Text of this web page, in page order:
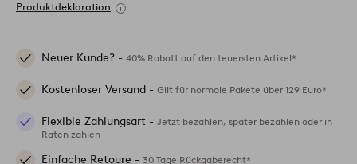
Produktdeklaration
Neuer Kunde? - 40% Rabatt auf den teuersten Artikel*
Kostenloser Versand - Gilt für normale Pakete über 129 Euro*
Flexible Zahlungsart - Jetzt bezahlen, später bezahlen oder in
Raten zahlen
Einfache Retoure - 30 Tage Rückgaberecht*